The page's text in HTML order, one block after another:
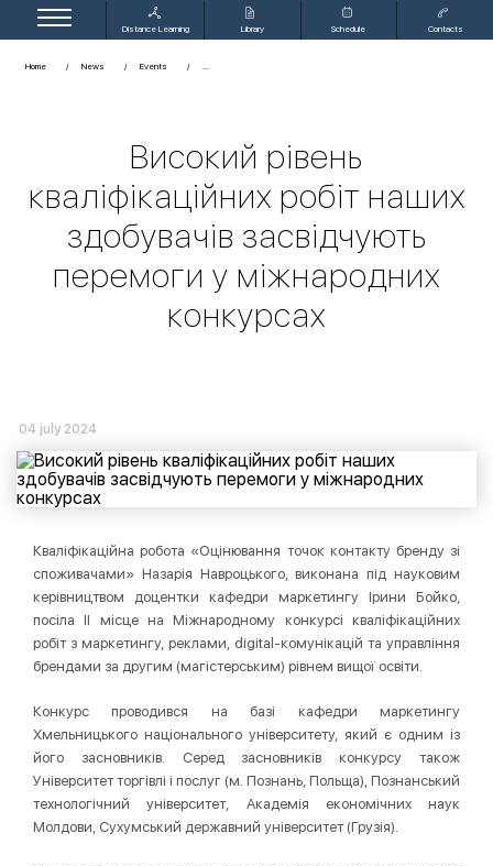
Distance Learning Library Schedule Contacts
Home News Events
Високий рівень
кваліфікаційних робіт наших
здобувачів засвідчують
перемоги у міжнародних
конкурсах
04 july 2024
Кваліфікаційна робота «Оцінювання точок контакту бренду зі
споживачами» Назарія Навроцького, виконана під науковим
керівництвом доцентки кафедри маркетингу Ірини Бойко,
посіла ІІ місце на Міжнародному конкурсі кваліфікаційних
робіт з маркетингу, реклами, digital-комунікацій та управління
брендами за другим (магістерським) рівнем вищої освіти.
Конкурс проводився на базі кафедри маркетингу
Хмельницького національного університету, який є одним із
його засновників. Серед засновників конкурсу також
Університет торгівлі і послуг (м. Познань, Польща), Познанський
технологічний університет, Академія економічних наук
Молдови, Сухумський державний університет (Грузія).